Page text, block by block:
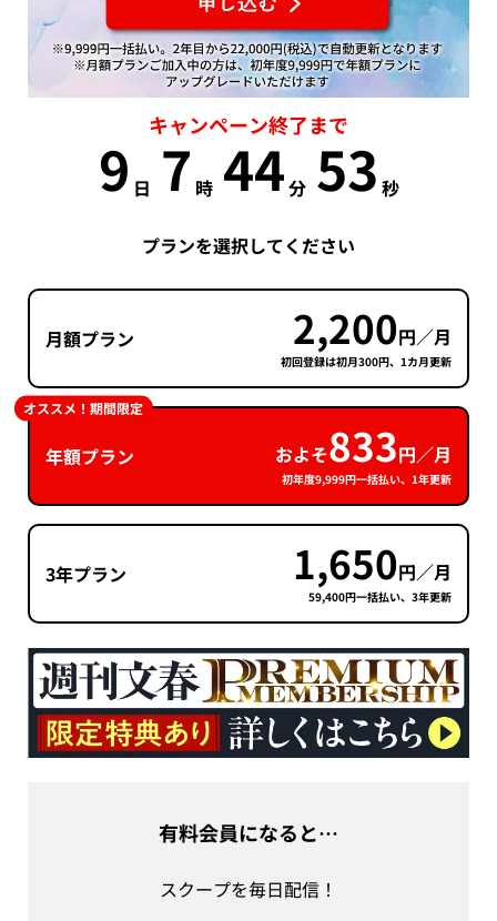
キャンペーン終了まで
9 日 7 時 44分 53 秒
プランを選択してください
月額プラン 2,200円／月
初回登録は初月300円、1カ月更新
年額プラン およそ833円／月
初年度9,999円一括払い、1年更新
オススメ！期間限定
3年プラン 1,650円／月
59,400円一括払い、3年更新
有料会員になると…
スクープを毎日配信！